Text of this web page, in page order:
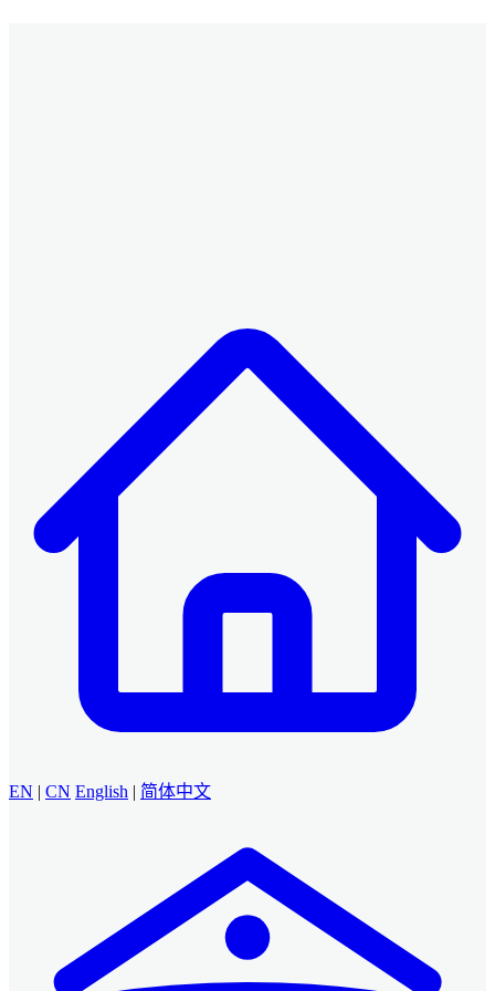
EN | CN English | 简体中文